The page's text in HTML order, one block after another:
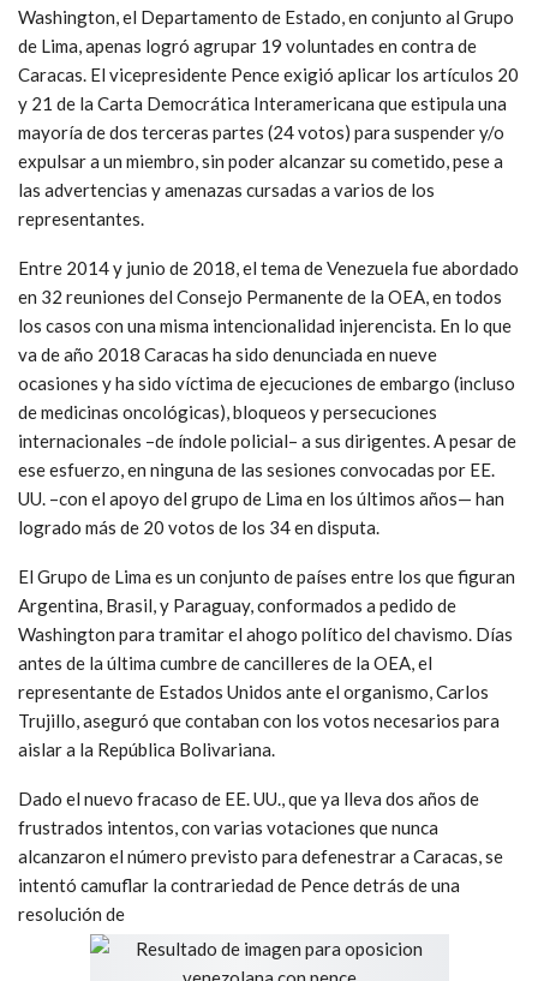
Washington, el Departamento de Estado, en conjunto al Grupo
de Lima, apenas logró agrupar 19 voluntades en contra de
Caracas. El vicepresidente Pence exigió aplicar los artículos 20
y 21 de la Carta Democrática Interamericana que estipula una
mayoría de dos terceras partes (24 votos) para suspender y/o
expulsar a un miembro, sin poder alcanzar su cometido, pese a
las advertencias y amenazas cursadas a varios de los
representantes.
Entre 2014 y junio de 2018, el tema de Venezuela fue abordado
en 32 reuniones del Consejo Permanente de la OEA, en todos
los casos con una misma intencionalidad injerencista. En lo que
va de año 2018 Caracas ha sido denunciada en nueve
ocasiones y ha sido víctima de ejecuciones de embargo (incluso
de medicinas oncológicas), bloqueos y persecuciones
internacionales –de índole policial– a sus dirigentes. A pesar de
ese esfuerzo, en ninguna de las sesiones convocadas por EE.
UU. –con el apoyo del grupo de Lima en los últimos años— han
logrado más de 20 votos de los 34 en disputa.
El Grupo de Lima es un conjunto de países entre los que figuran
Argentina, Brasil, y Paraguay, conformados a pedido de
Washington para tramitar el ahogo político del chavismo. Días
antes de la última cumbre de cancilleres de la OEA, el
representante de Estados Unidos ante el organismo, Carlos
Trujillo, aseguró que contaban con los votos necesarios para
aislar a la República Bolivariana.
Dado el nuevo fracaso de EE. UU., que ya lleva dos años de
frustrados intentos, con varias votaciones que nunca
alcanzaron el número previsto para defenestrar a Caracas, se
intentó camuflar la contrariedad de Pence detrás de una
resolución de